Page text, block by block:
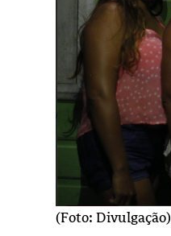
(Foto: Divulgação)